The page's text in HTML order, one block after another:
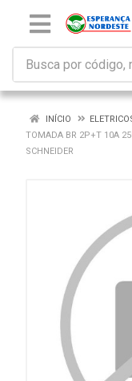
INÍCIO
TOMADA BR 2P+T 10A
SCHNEIDER